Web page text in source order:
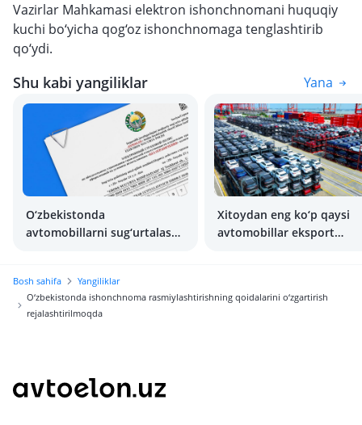
Vazirlar Mahkamasi elektron ishonchnomani huquqiy
kuchi bo‘yicha qog‘oz ishonchnomaga tenglashtirib
qo‘ydi.
Shu kabi yangiliklar Yana
O‘zbekistonda
avtomobillarni sug‘urtalash
Xitoydan eng ko‘p qaysi
avtomobillar eksport
Bosh sahifa
Yangiliklar
O‘zbekistonda ishonchnoma rasmiylashtirishning qoidalarini o‘zgartirish
rejalashtirilmoqda